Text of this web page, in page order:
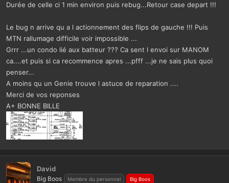
Durée de celle ci 1 min environ puis rebug...Retour case depart !!!
Le bug n arrive qu a l actionnement des flips de gauche !!! Puis
MTN rallumage difficile voir impossible ...
Grrr ...un condo lié aux batteur ??? Ca sent l envoi sur MANOM
ca....et puis si ca recommence apres ...pfff ...je ne sais plus quoi
penser...
A moins qu un Genie trouve l astuce de reparation ....
Merci de vos reponses
A+ BONNE BILLE
David
Big Boos Membre du personnel Big Boos